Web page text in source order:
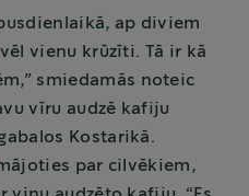
ap diviem
vienu krūzīti. Tā ir kā
smiedamās noteic
vīru audzē kafiju
Kostarikā.
par cilvēkiem,